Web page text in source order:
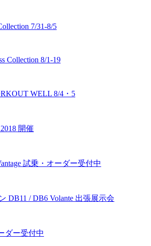
7/31-8/5
Collection 8/1-19
WELL 8/4・5
開催
試乗・オーダー受付中
DB11 / DB6 Volante 出張展示会
ダー受付中